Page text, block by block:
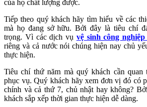
của họ chất lượng được.
Tiếp theo quý khách hãy tìm hiểu về các
mà họ đang sở hữu. Bởi đây là tiêu chí
trọng. Vì các dịch vụ vệ sinh công
riêng và cả nước nói chúng hiện nay chủ
thực hiện.
Tiêu chí thứ năm mà quý khách cần quan
phục vụ. Quý khách hãy xem đơn vị đó có
chính và cả thứ 7, chủ nhật hay không?
khách sắp xếp thời gian thực hiện dễ dàng.